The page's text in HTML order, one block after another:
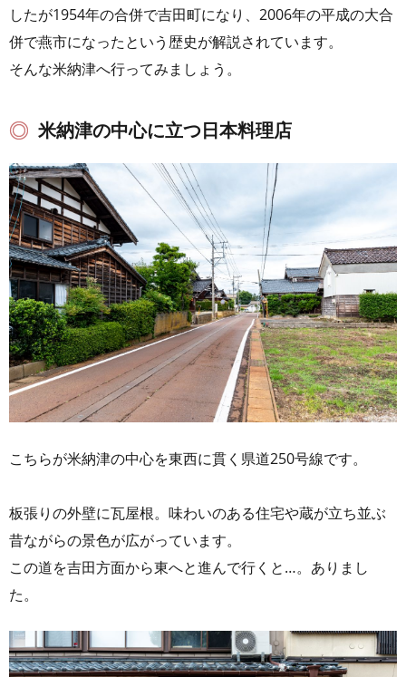
したが1954年の合併で吉田町になり、2006年の平成の大合
併で燕市になったという歴史が解説されています。
そんな米納津へ行ってみましょう。
米納津の中心に立つ日本料理店
こちらが米納津の中心を東西に貫く県道250号線です。
板張りの外壁に瓦屋根。味わいのある住宅や蔵が立ち並ぶ
昔ながらの景色が広がっています。
この道を吉田方面から東へと進んで行くと…。ありまし
た。